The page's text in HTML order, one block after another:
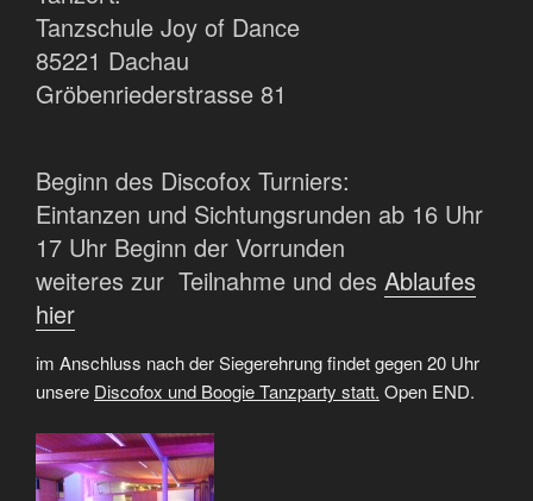
Tanzschule Joy of Dance
85221 Dachau
Gröbenriederstrasse 81
Beginn des Discofox Turniers:
Eintanzen und Sichtungsrunden ab 16 Uhr
17 Uhr Beginn der Vorrunden
weiteres zur Teilnahme und des Ablaufes
hier
im Anschluss nach der Siegerehrung findet gegen 20 Uhr
unsere Discofox und Boogie Tanzparty statt. Open END.